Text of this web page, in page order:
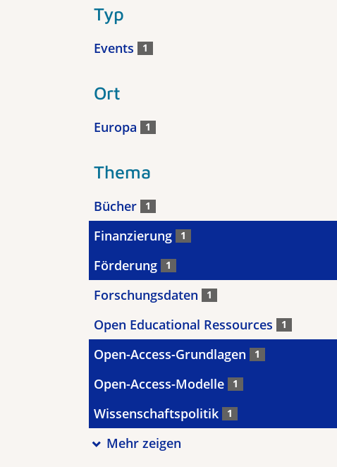
Typ
Events 1
Ort
Europa 1
Thema
Bücher 1
Finanzierung 1
Förderung 1
Forschungsdaten 1
Open Educational Ressources 1
Open-Access-Grundlagen 1
Open-Access-Modelle 1
Wissenschaftspolitik 1
Mehr zeigen